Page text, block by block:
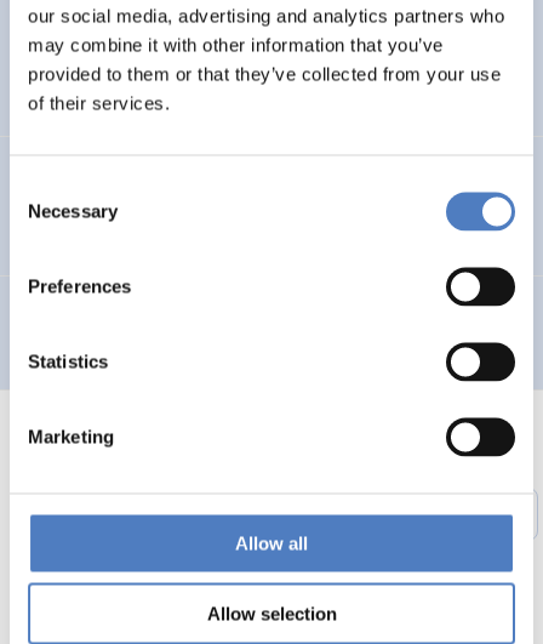
our social media, advertising and analytics partners who
may combine it with other information that you’ve
provided to them or that they’ve collected from your use
of their services.
Selection
Necessary
Preferences
Statistics
Marketing
Allow all
Allow selection
Teleworking
Ausgrenzung
Previous1 … 49 50 51 52 53 54
55 56
Next